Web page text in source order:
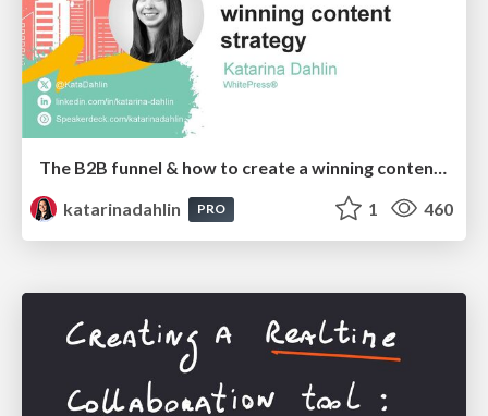
katarinadahlin
PRO 1 460